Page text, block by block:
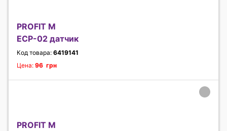
PROFIT M
ЕСР-02 датчик
Код товара: 6419141
Цена: 96 грн
PROFIT M